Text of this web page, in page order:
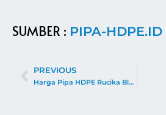
SUMBER : PIPA-HDPE.ID
PREVIOUS
Harga Pipa HDPE Rucika Black